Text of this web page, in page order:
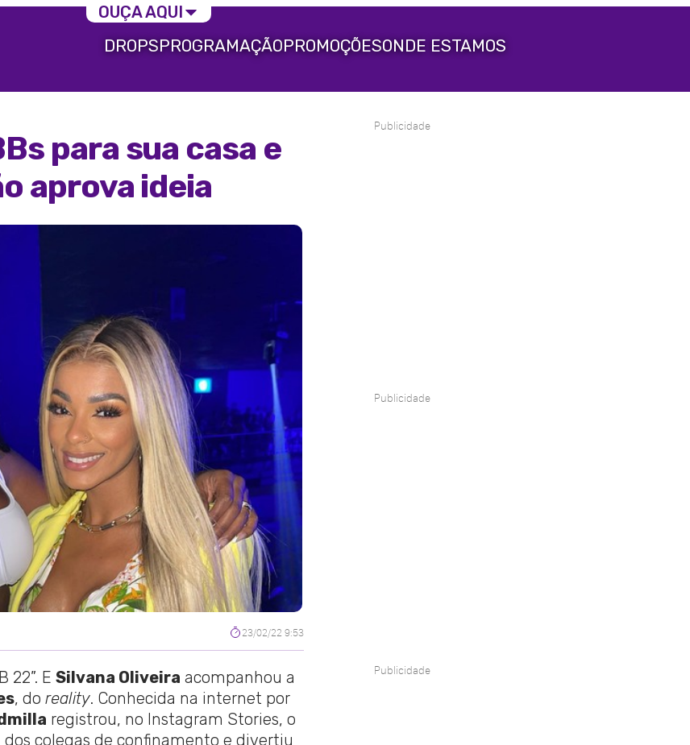
DROPSPROGRAMAÇÃOPROMOÇÕESONDE ESTAMOS
para sua casa e
aprova ideia
23/02/22 9:53
22”. E Silvana Oliveira acompanhou a
, do reality. Conhecida na internet por
registrou, no Instagram Stories, o
colegas de confinamento e divertiu
Publicidade
Publicidade
Publicidade
OUÇA AQUI